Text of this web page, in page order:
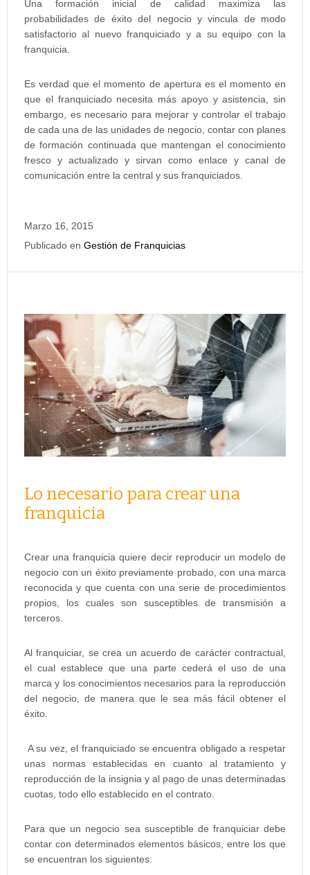
Una formación inicial de calidad maximiza las
probabilidades de éxito del negocio y vincula de modo
satisfactorio al nuevo franquiciado y a su equipo con la
franquicia.
Es verdad que el momento de apertura es el momento en
que el franquiciado necesita más apoyo y asistencia, sin
embargo, es necesario para mejorar y controlar el trabajo
de cada una de las unidades de negocio, contar con planes
de formación continuada que mantengan el conocimiento
fresco y actualizado y sirvan como enlace y canal de
comunicación entre la central y sus franquiciados.
Marzo 16, 2015
Publicado en Gestión de Franquicias
Lo necesario para crear una
franquicia
Crear una franquicia quiere decir reproducir un modelo de
negocio con un éxito previamente probado, con una marca
reconocida y que cuenta con una serie de procedimientos
propios, los cuales son susceptibles de transmisión a
terceros.
Al franquiciar, se crea un acuerdo de carácter contractual,
el cual establece que una parte cederá el uso de una
marca y los conocimientos necesarios para la reproducción
del negocio, de manera que le sea más fácil obtener el
éxito.
A su vez, el franquiciado se encuentra obligado a respetar
unas normas establecidas en cuanto al tratamiento y
reproducción de la insignia y al pago de unas determinadas
cuotas, todo ello establecido en el contrato.
Para que un negocio sea susceptible de franquiciar debe
contar con determinados elementos básicos, entre los que
se encuentran los siguientes: